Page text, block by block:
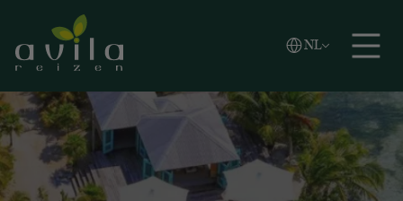
Zoeken
NL
Vlaams
English